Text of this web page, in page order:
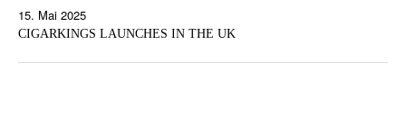
15. Mai 2025
CIGARKINGS LAUNCHES IN THE UK